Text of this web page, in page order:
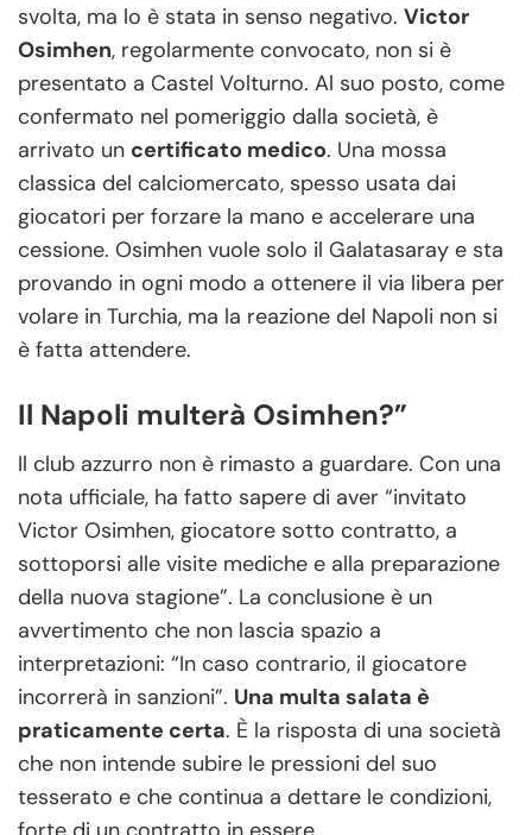
svolta, ma lo è stata in senso negativo. Victor
Osimhen, regolarmente convocato, non si è
presentato a Castel Volturno. Al suo posto, come
confermato nel pomeriggio dalla società, è
arrivato un certificato medico. Una mossa
classica del calciomercato, spesso usata dai
giocatori per forzare la mano e accelerare una
cessione. Osimhen vuole solo il Galatasaray e sta
provando in ogni modo a ottenere il via libera per
volare in Turchia, ma la reazione del Napoli non si
è fatta attendere.
Il Napoli multerà Osimhen?”
Il club azzurro non è rimasto a guardare. Con una
nota ufficiale, ha fatto sapere di aver “invitato
Victor Osimhen, giocatore sotto contratto, a
sottoporsi alle visite mediche e alla preparazione
della nuova stagione”. La conclusione è un
avvertimento che non lascia spazio a
interpretazioni: “In caso contrario, il giocatore
incorrerà in sanzioni”. Una multa salata è
praticamente certa. È la risposta di una società
che non intende subire le pressioni del suo
tesserato e che continua a dettare le condizioni,